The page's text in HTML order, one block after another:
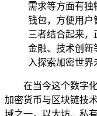
需求等方面有独
钱包，方便用户
三者结合起来
金融、技术创新
入探索加密世界
在当今这个数字
加密货币与区块链技
域之一，以太坊、私